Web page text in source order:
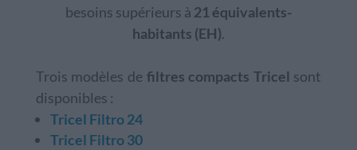
besoins supérieurs à 21 équivalents-
habitants (EH).
Trois modèles de filtres compacts Tricel sont
disponibles :
Tricel Filtro 24
Tricel Filtro 30